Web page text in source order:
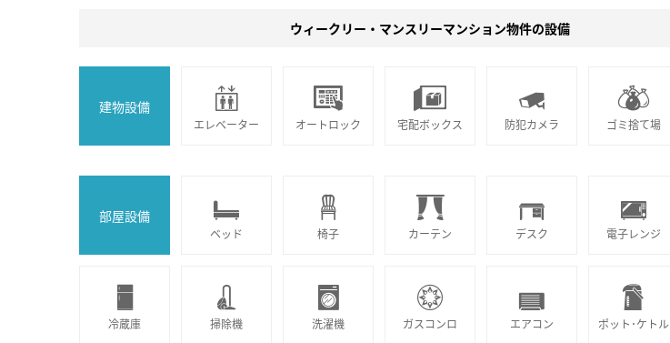
ウィークリー・マンスリーマンション物件の設備
建物設備
エレベーター オートロック 宅配ボックス 防犯カメラ ゴミ捨て場
部屋設備
ベッド 椅子 カーテン デスク 電子レンジ
冷蔵庫 掃除機 洗濯機 ガスコンロ エアコン ポット･ケトル